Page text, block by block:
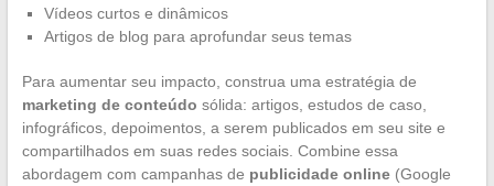
Vídeos curtos e dinâmicos
Artigos de blog para aprofundar seus temas
Para aumentar seu impacto, construa uma estratégia de
marketing de conteúdo sólida: artigos, estudos de caso,
infográficos, depoimentos, a serem publicados em seu site e
compartilhados em suas redes sociais. Combine essa
abordagem com campanhas de publicidade online(Google